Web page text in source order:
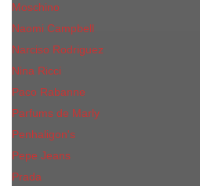
Mоsсhino
Naomi Campbell
Narciso Rodriguez
Nina Ricci
Paco Rabanne
Parfums de Marly
Penhaligon's
Pepe Jeans
Prada